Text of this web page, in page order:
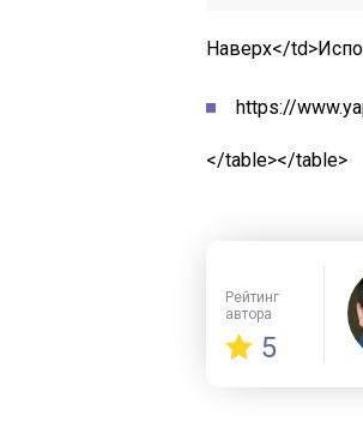
Наверх</td>
https://
</table></table>
Рейтинг
автора
5